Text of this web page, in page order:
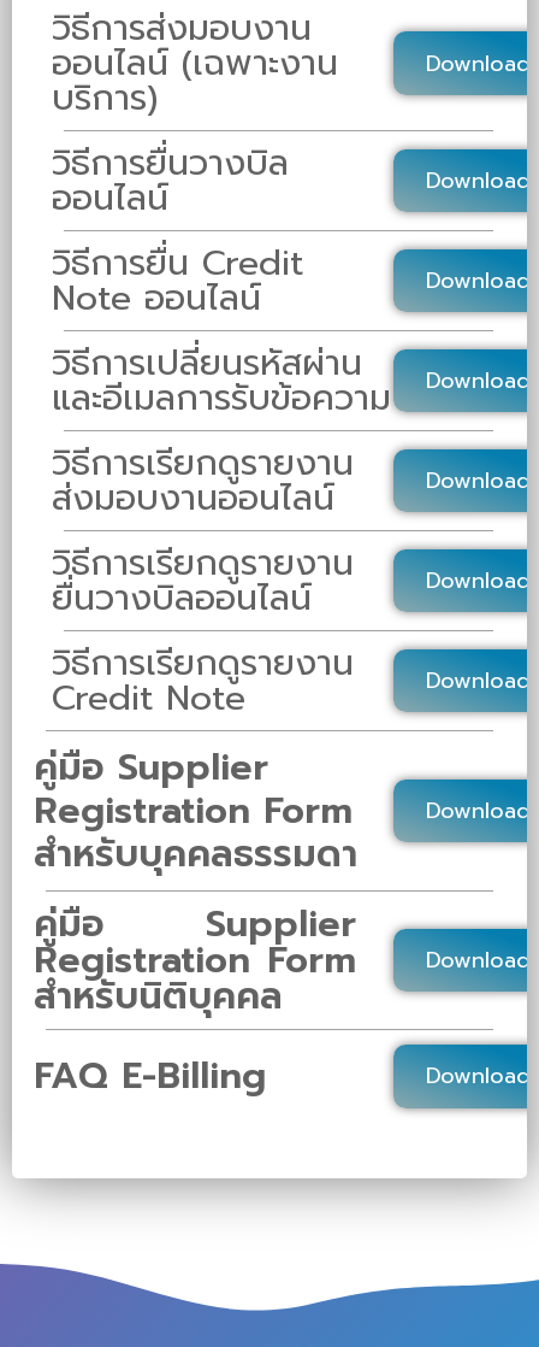
วิธีการส่งมอบงาน
ออนไลน์ (เฉพาะงาน
บริการ)
Download
วิธีการยื่นวางบิล
ออนไลน์ Download
วิธีการยื่น Credit
Note ออนไลน์ Download
วิธีการเปลี่ยนรหัสผ่าน
และอีเมลการรับข้อความ Download
วิธีการเรียกดูรายงาน
ส่งมอบงานออนไลน์ Download
วิธีการเรียกดูรายงาน
ยื่นวางบิลออนไลน์ Download
วิธีการเรียกดูรายงาน
Credit Note Download
คู่มือ Supplier
Registration Form
สำหรับบุคคลธรรมดา
Download
คู่มือ Supplier
Registration Form
สำหรับนิติบุคคล
Download
FAQ E-Billing Download